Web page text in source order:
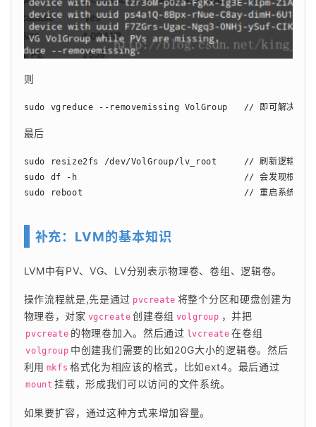
则
sudo vgreduce --removemissing VolGroup   // 即可解决
最后
sudo resize2fs /dev/VolGroup/lv_root     // 刷新逻辑分区
sudo df -h                               // 会发现根分区，现
sudo reboot                              // 重启系统，一切OK，
补充：LVM的基本知识
LVM中有PV、VG、LV分别表示物理卷、卷组、逻辑卷。
操作流程就是,先是通过 pvcreate 将整个分区和硬盘创建为
物理卷，对家 vgcreate 创建卷组 volgroup ，并把
pvcreate 的物理卷加入。然后通过 lvcreate 在卷组
volgroup 中创建我们需要的比如20G大小的逻辑卷。然后
利用 mkfs 格式化为相应该的格式，比如ext4。最后通过
mount 挂载，形成我们可以访问的文件系统。
如果要扩容，通过这种方式来增加容量。